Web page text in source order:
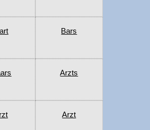
Bars
Arzts
Arzt